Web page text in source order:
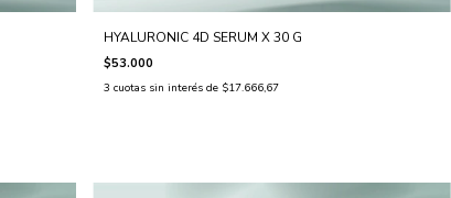
HYALURONIC 4D SERUM X 30 G
$53.000
3 cuotas sin interés de $17.666,67